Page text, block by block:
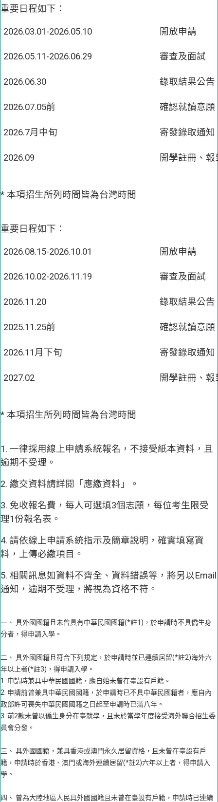
重要日程如下：
2026.03.01-2026.05.10 開放申請
2026.05.11-2026.06.29 審查及面試
2026.06.30 錄取結果公告
2026.07.05前 確認就讀意願
2026.7月中旬 寄發錄取通知
2026.09 開學註冊、報
* 本項招生所列時間皆為台灣時間
重要日程如下：
2026.08.15-2026.10.01 開放申請
2026.10.02-2026.11.19 審查及面試
2026.11.20 錄取結果公告
2025.11.25前 確認就讀意願
2026.11月下旬 寄發錄取通知
2027.02 開學註冊、報
* 本項招生所列時間皆為台灣時間
1. 一律採用線上申請系統報名，不接受紙本資料，且
逾期不受理。
2. 繳交資料請詳閱「應繳資料」。
3. 免收報名費，每人可選填3個志願，每位考生限受
理1份報名表。
4. 請依線上申請系統指示及簡章說明，確實填寫資
料，上傳必繳項目。
5. 相關訊息如資料不齊全、資料錯誤等，將另以Email
通知，逾期不受理，將視為資格不符。
一、 具外國國籍且未曾具有中華民國國籍(*註1)，於申請時不具僑生身
分者，得申請入學。
二、 具外國國籍且符合下列規定，於申請時並已連續居留(*註2)海外六
年以上者(*註3)，得申請入學。
1. 申請時兼具中華民國國籍，應自始未曾在臺設有戶籍。
2. 申請前曾兼具中華民國國籍，於申請時已不具中華民國籍者，應自內
政部許可喪失中華民國國籍之日起至申請時已滿八年。
3. 前2款未曾以僑生身分在臺就學，且未於當學年度接受海外聯合招生委
員會分發。
三、 具外國國籍，兼具香港或澳門永久居留資格，且未曾在臺設有戶
籍，申請時於香港、澳門或海外連續居留(*註2)六年以上者，得申請入
學。
四、 曾為大陸地區人民具外國國籍且未曾在臺設有戶籍，申請時已連續